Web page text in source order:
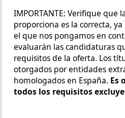
IMPORTANTE: Verifique que
proporciona es la correcta,
el que nos pongamos en
evaluarán las candidaturas
requisitos de la oferta. Los
otorgados por entidades
homologados en España. Es
todos los requisitos